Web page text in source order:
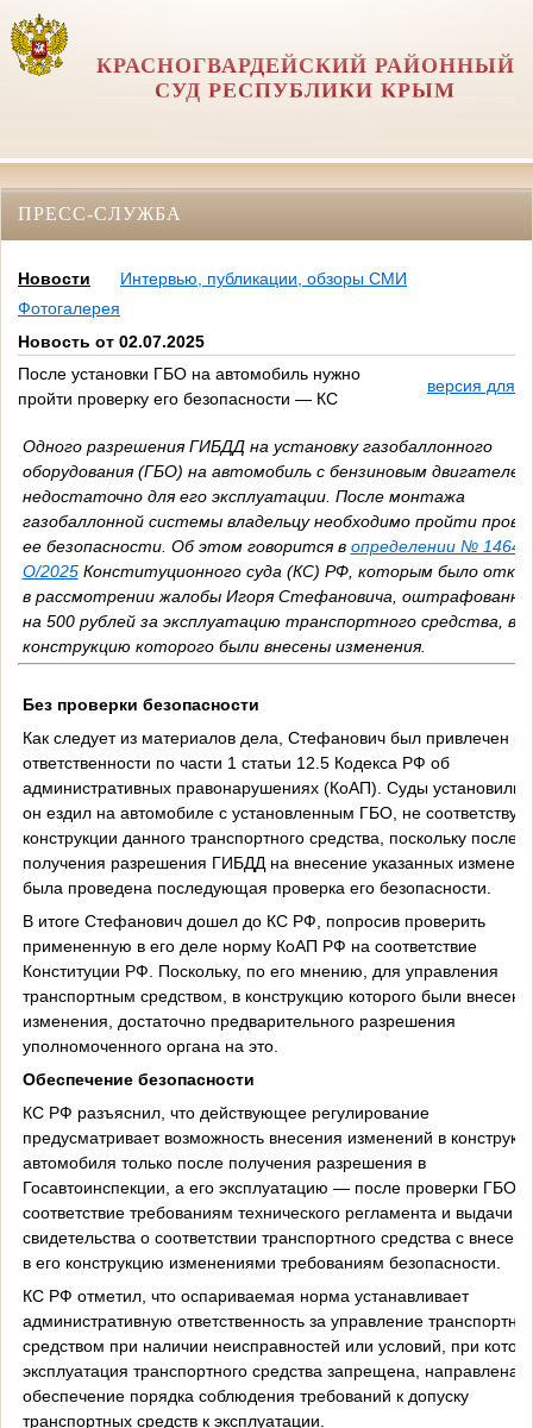
КРАСНОГВАРДЕЙСКИЙ РАЙОННЫЙ
СУД РЕСПУБЛИКИ КРЫМ
ПРЕСС-СЛУЖБА
Новости
Интервью, публикации, обзоры СМИ
Фотогалерея
Новость от 02.07.2025
После установки ГБО на автомобиль нужно
пройти проверку его безопасности — КС
версия для
Одного разрешения ГИБДД на установку газобаллонного
оборудования (ГБО) на автомобиль с бензиновым двигателем
недостаточно для его эксплуатации. После монтажа
газобаллонной системы владельцу необходимо пройти
ее безопасности. Об этом говорится в определении № 1464-
О/2025Конституционного суда (КС) РФ, которым было
в рассмотрении жалобы Игоря Стефановича,
на 500 рублей за эксплуатацию транспортного средства, в
конструкцию которого были внесены изменения.
Без проверки безопасности
Как следует из материалов дела, Стефанович был привлечен к
ответственности по части 1 статьи 12.5 Кодекса РФ об
административных правонарушениях (КоАП). Суды установили,
он ездил на автомобиле с установленным ГБО, не
конструкции данного транспортного средства, поскольку после
получения разрешения ГИБДД на внесение указанных
была проведена последующая проверка его безопасности.
В итоге Стефанович дошел до КС РФ, попросив проверить
примененную в его деле норму КоАП РФ на соответствие
Конституции РФ. Поскольку, по его мнению, для управления
транспортным средством, в конструкцию которого были внесены
изменения, достаточно предварительного разрешения
уполномоченного органа на это.
Обеспечение безопасности
КС РФ разъяснил, что действующее регулирование
предусматривает возможность внесения изменений в
автомобиля только после получения разрешения в
Госавтоинспекции, а его эксплуатацию — после проверки ГБО
соответствие требованиям технического регламента и выдачи
свидетельства о соответствии транспортного средства с
в его конструкцию изменениями требованиям безопасности.
КС РФ отметил, что оспариваемая норма устанавливает
административную ответственность за управление
средством при наличии неисправностей или условий, при
эксплуатация транспортного средства запрещена, направлена
обеспечение порядка соблюдения требований к допуску
транспортных средств к эксплуатации.